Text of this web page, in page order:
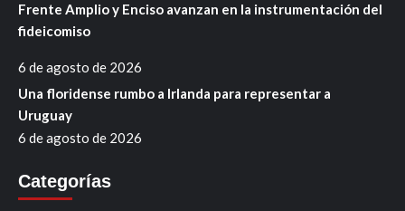
Frente Amplio y Enciso avanzan en la instrumentación del
fideicomiso
6 de agosto de 2026
Una floridense rumbo a Irlanda para representar a
Uruguay
6 de agosto de 2026
Categorías